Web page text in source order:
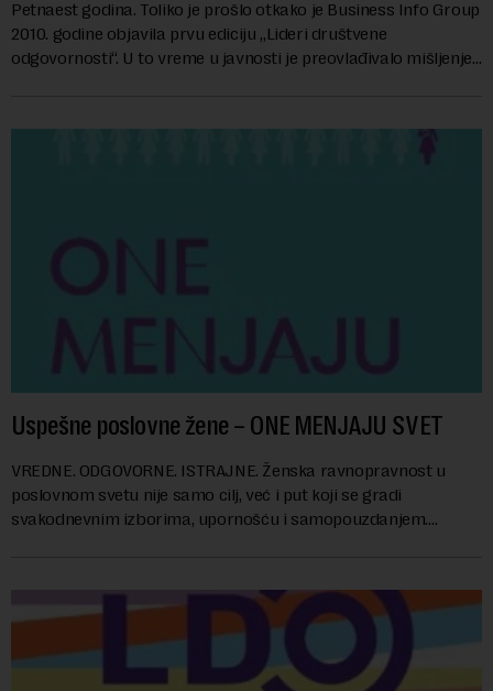
Petnaest godina. Toliko je prošlo otkako je Business Info Group
2010. godine objavila prvu ediciju „Lideri društvene
odgovornosti“. U to vreme u javnosti je preovlađivalo mišljenje
Uspešne poslovne žene – ONE MENJAJU SVET
VREDNE. ODGOVORNE. ISTRAJNE. Ženska ravnopravnost u
poslovnom svetu nije samo cilj, već i put koji se gradi
svakodnevnim izborima, upornošću i samopouzdanjem.